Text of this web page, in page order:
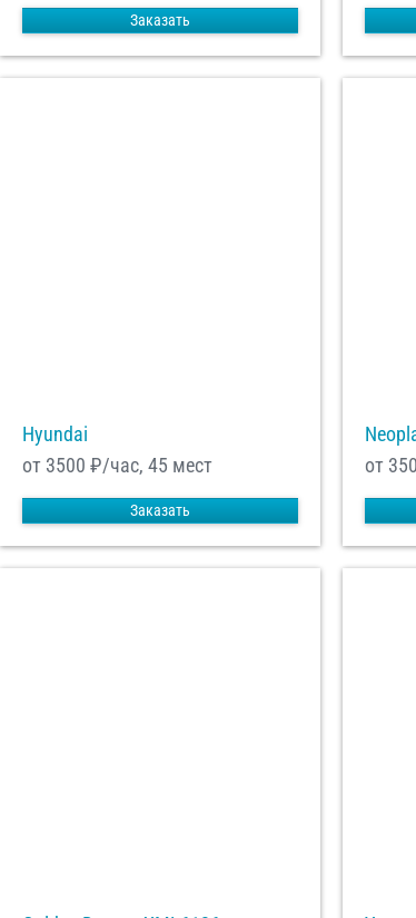
Заказать
Hyundai
от 3500 ₽/час, 45 мест
Заказать
от